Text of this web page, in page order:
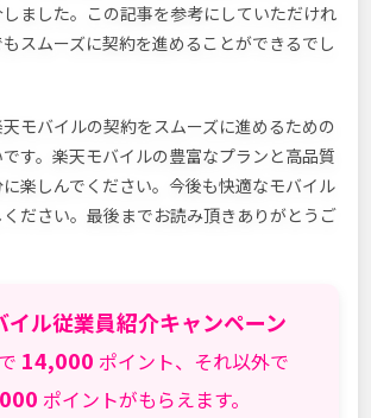
ました。この記事を参考にしていただけれ
スムーズに契約を進めることができるでし
モバイルの契約をスムーズに進めるための
す。楽天モバイルの豊富なプランと高品質
楽しんでください。今後も快適なモバイル
ださい。最後までお読み頂きありがとうご
イル従業員紹介キャンペーン
14,000 ポイント、それ以外で
ポイントがもらえます。